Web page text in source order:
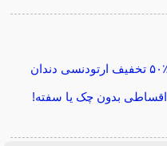
۵۰٪ تخفیف ارتودنسی دندان
اقساطی بدون چک یا سفته!